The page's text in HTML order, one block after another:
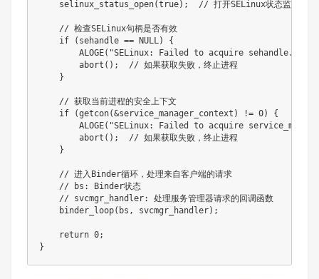
    selinux_status_open(true);  // 打开SELinux状态监视
    // 检查SELinux句柄是否有效
    if (sehandle == NULL) {
ALOGE("SELinux: Failed to acquire sehandle.
        abort();  // 如果获取失败，终止进程
    }
    // 获取当前进程的安全上下文
    if (getcon(&service_manager_context) != 0) {
ALOGE("SELinux: Failed to acquire
        abort();  // 如果获取失败，终止进程
    }
    // 进入Binder循环，处理来自客户端的请求
    // bs: Binder状态
    // svcmgr_handler: 处理服务管理器请求的回调函数
    binder_loop(bs, svcmgr_handler);
    return 0;
}